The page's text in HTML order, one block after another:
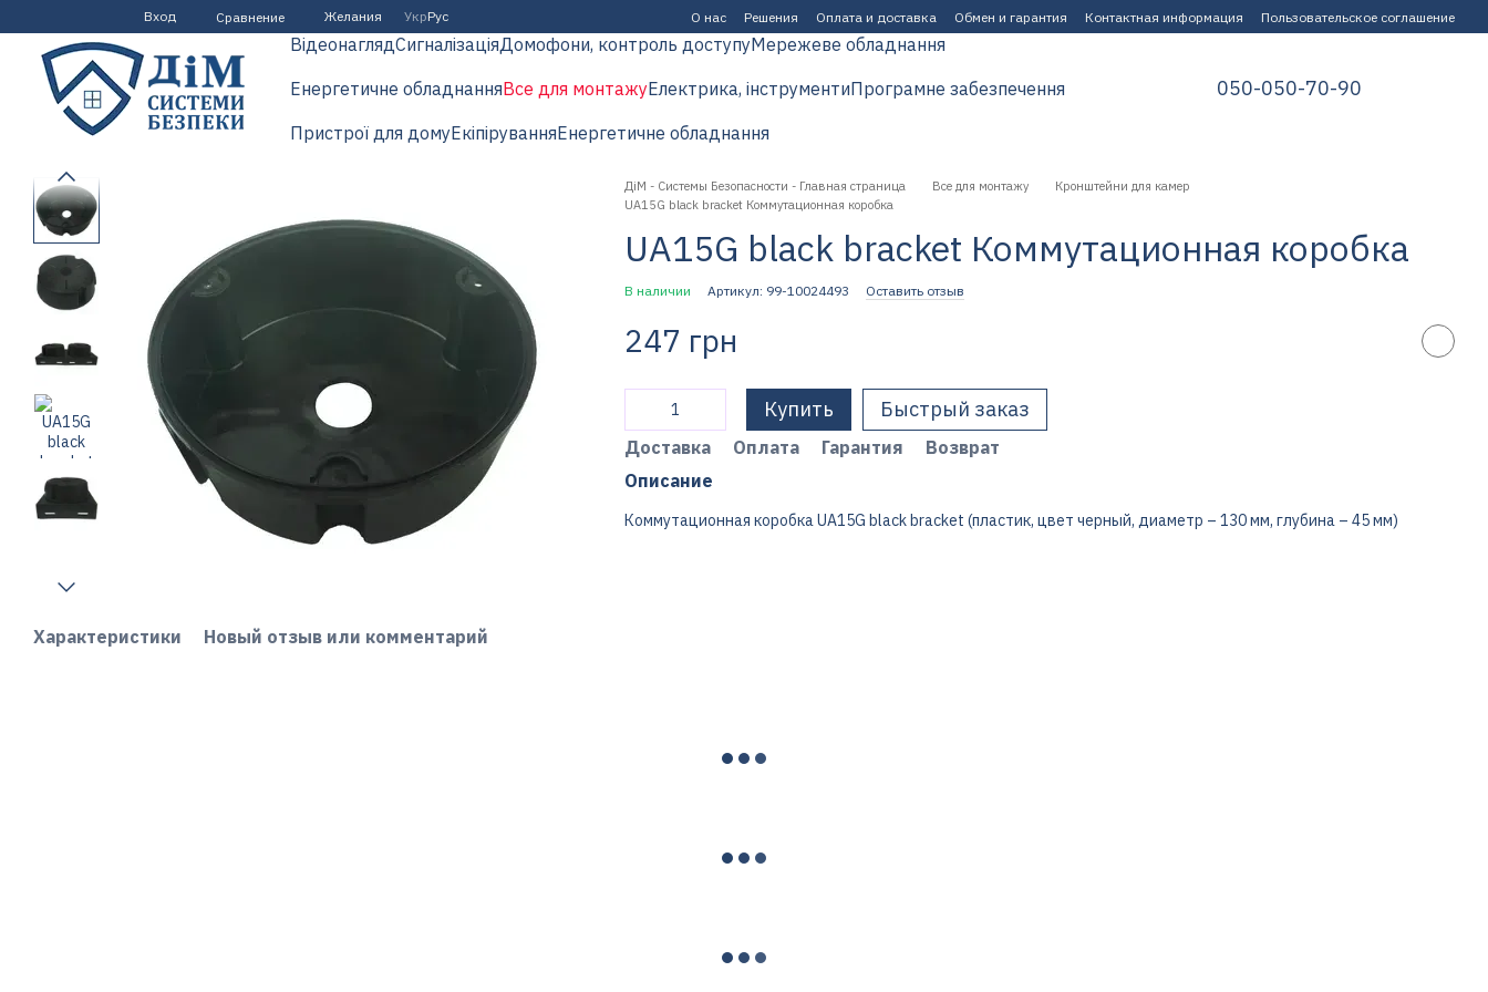
Перейти к основному контенту
Вход Сравнение Желания УкрРус О нас Решения Оплата и доставка Обмен и гарантия Контактная информация Пользовательское соглашение
ВідеонаглядСигналізаціяДомофони, контроль доступуМережеве обладнання
Енергетичне обладнанняВсе для монтажуЕлектрика, інструментиПрограмне забезпечення
Пристрої для домуЕкіпіруванняЕнергетичне обладнання
050-050-70-90
Характеристики Новый отзыв или комментарий
ДіМ - Системы Безопасности - Главная страница Все для монтажу
Кронштейни для камер
UA15G black bracket Коммутационная коробка
UA15G black bracket Коммутационная коробка
В наличии Артикул: 99-10024493 Оставить отзыв
247 грн
Купить Быстрый заказ
Доставка Оплата Гарантия
Возврат
Описание
Коммутационная коробка UA15G black bracket (пластик, цвет черный, диаметр – 130 мм, глубина – 45 мм)